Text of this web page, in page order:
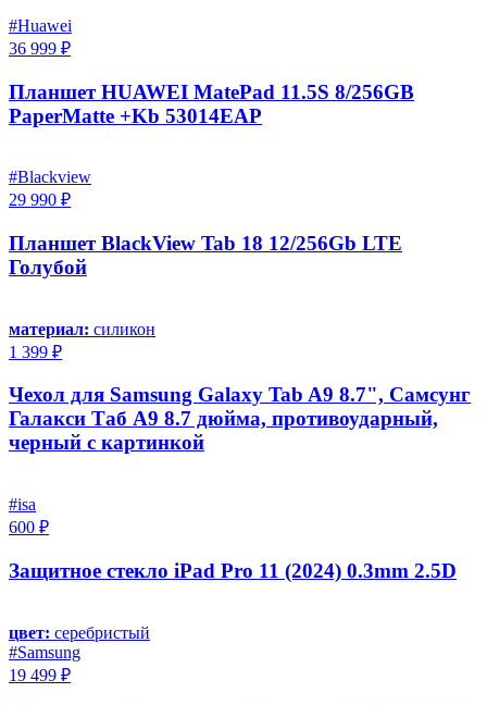
#Huawei
36 999 ₽
Планшет HUAWEI MatePad 11.5S 8/256GB
PaperMatte +Kb 53014EAP
#Blackview
29 990 ₽
Планшет BlackView Tab 18 12/256Gb LTE
Голубой
материал: силикон
1 399 ₽
Чехол для Samsung Galaxy Tab A9 8.7", Самсунг
Галакси Таб А9 8.7 дюйма, противоударный,
черный с картинкой
#isa
600 ₽
Защитное стекло iPad Pro 11 (2024) 0.3mm 2.5D
цвет: серебристый
#Samsung
19 499 ₽